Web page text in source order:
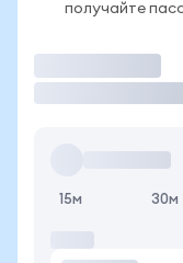
получайте
15м 30м